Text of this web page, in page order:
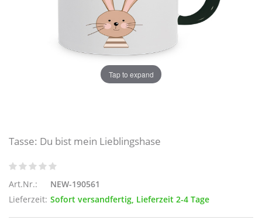
Tap to expand
Tasse: Du bist mein Lieblingshase
Art.Nr.:
NEW-190561
Lieferzeit: Sofort versandfertig, Lieferzeit 2-4 Tage